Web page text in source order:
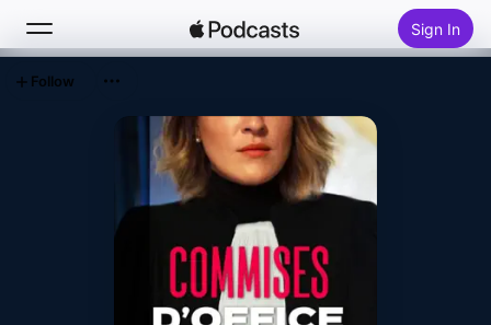
Sign In
Follow